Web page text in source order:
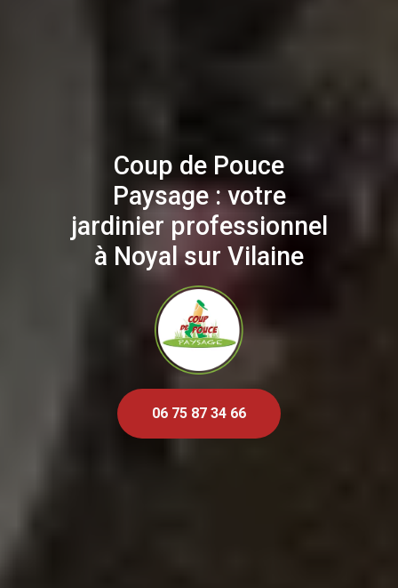
Coup de Pouce
Paysage : votre
jardinier professionnel
à Noyal sur Vilaine
06 75 87 34 66